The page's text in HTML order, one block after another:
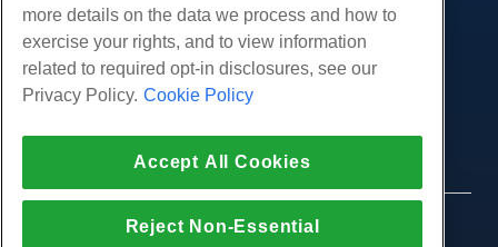
转销商托管
白标经销商
管理Linux VPS
非托管Linux VPS
管理Windows. VPS
非托管Windows VPS
云服务器
社区
产品资料
公司
关于我们
按
在线聊天
© 2010-2026 Hostwinds, 一种 HostPapa Inc. 公司。
more details on the data we process and how to
exercise your rights, and to view information
related to required opt-in disclosures, see our
Privacy Policy. Cookie Policy
Accept All Cookies
Reject Non-Essential